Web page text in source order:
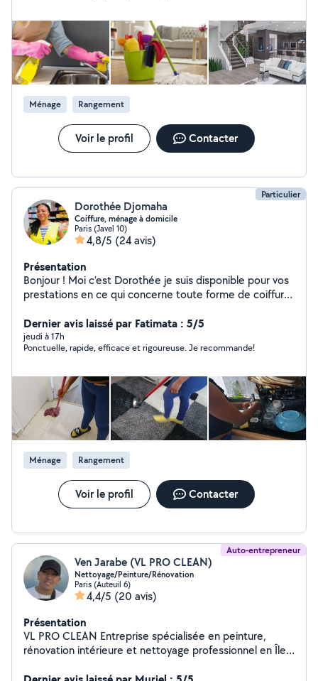
Ménage Rangement
Voir le profil Contacter
Particulier
Dorothée Djomaha
Coiffure, ménage à domicile
Paris (Javel 10)
4,8/5 (24 avis)
Présentation
Bonjour ! Moi c'est Dorothée je suis disponible pour vos
prestations en ce qui concerne toute forme de coiffure
d'autres merci de me contacter directement si possible.
Mon numéro est sur mon profil merci
Dernier avis laissé par Fatimata : 5/5
jeudi à 17h
Ponctuelle, rapide, efficace et rigoureuse. Je recommande!
Ménage Rangement
Voir le profil Contacter
Auto-entrepreneur
Ven Jarabe (VL PRO CLEAN)
Nettoyage/Peinture/Rénovation
Paris (Auteuil 6)
4,4/5 (20 avis)
Présentation
VL PRO CLEAN Entreprise spécialisée en peinture,
rénovation intérieure et nettoyage professionnel en Île-